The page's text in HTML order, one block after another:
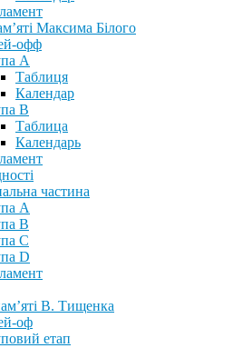
Максима Білого
офф
А
Таблиця
Календар
В
Таблица
Календарь
частина
А
В
С
D
В. Тищенка
оф
етап